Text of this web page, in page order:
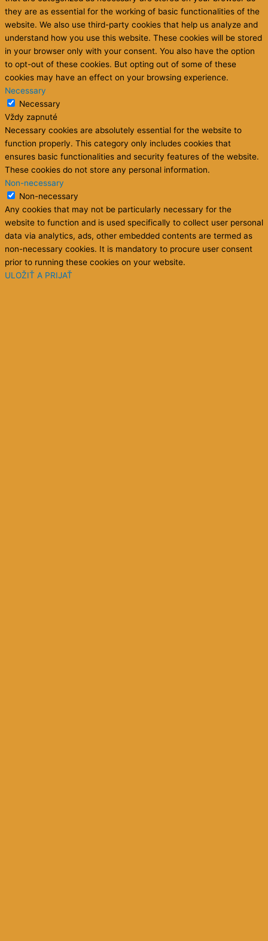
they are as essential for the working of basic functionalities of the
website. We also use third-party cookies that help us analyze and
understand how you use this website. These cookies will be stored
in your browser only with your consent. You also have the option
to opt-out of these cookies. But opting out of some of these
cookies may have an effect on your browsing experience.
Necessary
Necessary
Vždy zapnuté
Necessary cookies are absolutely essential for the website to
function properly. This category only includes cookies that
ensures basic functionalities and security features of the website.
These cookies do not store any personal information.
Non-necessary
Non-necessary
Any cookies that may not be particularly necessary for the
website to function and is used specifically to collect user personal
data via analytics, ads, other embedded contents are termed as
non-necessary cookies. It is mandatory to procure user consent
prior to running these cookies on your website.
ULOŽIŤ A PRIJAŤ